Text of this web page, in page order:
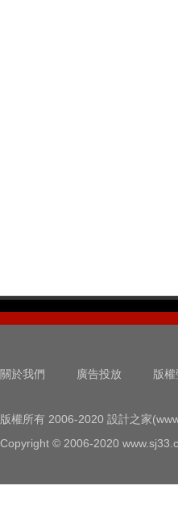
關於我們 廣告投放 版權
版權所有 2006-2020 設計之家
Copyright © 2006-2020